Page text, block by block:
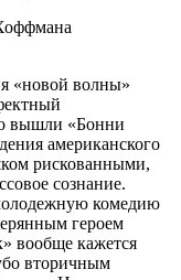
«новой волны»
вышли «Бонни
американского
рискованными,
сознание.
комедию
героем
вообще кажется
вторичным